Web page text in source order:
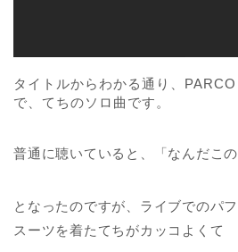
タイトルからわかる通り、
で、てちのソロ曲です。
普通に聴いていると、「なんだこの
となったのですが、ライブでのパ
スーツを着たてちがカッコよくて